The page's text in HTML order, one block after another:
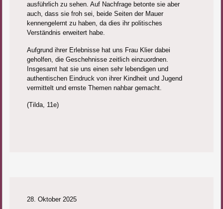
ausführlich zu sehen. Auf Nachfrage betonte sie aber
auch, dass sie froh sei, beide Seiten der Mauer
kennengelernt zu haben, da dies ihr politisches
Verständnis erweitert habe.
Aufgrund ihrer Erlebnisse hat uns Frau Klier dabei
geholfen, die Geschehnisse zeitlich einzuordnen.
Insgesamt hat sie uns einen sehr lebendigen und
authentischen Eindruck von ihrer Kindheit und Jugend
vermittelt und ernste Themen nahbar gemacht.
(Tilda, 11e)
28. Oktober 2025